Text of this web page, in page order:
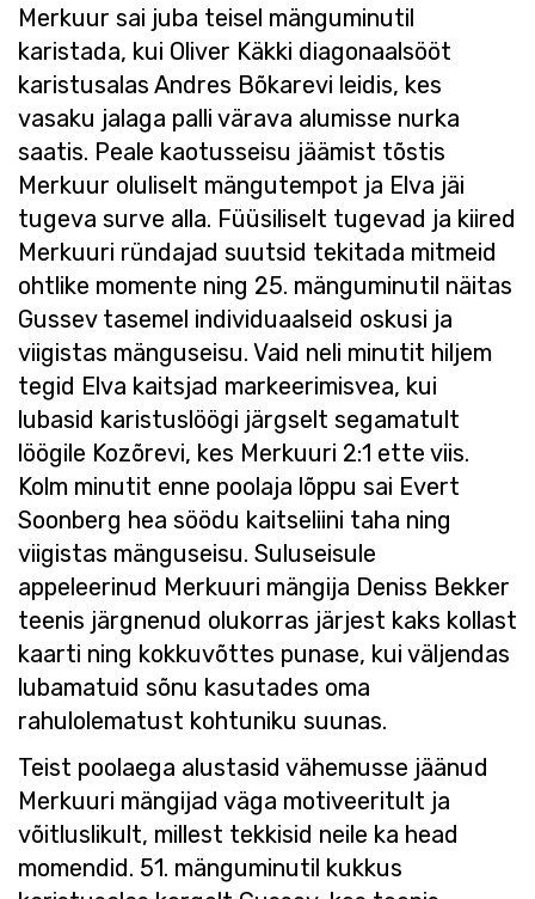
Merkuur sai juba teisel mänguminutil
karistada, kui Oliver Käkki diagonaalsööt
karistusalas Andres Bõkarevi leidis, kes
vasaku jalaga palli värava alumisse nurka
saatis. Peale kaotusseisu jäämist tõstis
Merkuur oluliselt mängutempot ja Elva jäi
tugeva surve alla. Füüsiliselt tugevad ja kiired
Merkuuri ründajad suutsid tekitada mitmeid
ohtlike momente ning 25. mänguminutil näitas
Gussev tasemel individuaalseid oskusi ja
viigistas mänguseisu. Vaid neli minutit hiljem
tegid Elva kaitsjad markeerimisvea, kui
lubasid karistuslöögi järgselt segamatult
löögile Kozõrevi, kes Merkuuri 2:1 ette viis.
Kolm minutit enne poolaja lõppu sai Evert
Soonberg hea söödu kaitseliini taha ning
viigistas mänguseisu. Suluseisule
appeleerinud Merkuuri mängija Deniss Bekker
teenis järgnenud olukorras järjest kaks kollast
kaarti ning kokkuvõttes punase, kui väljendas
lubamatuid sõnu kasutades oma
rahulolematust kohtuniku suunas.
Teist poolaega alustasid vähemusse jäänud
Merkuuri mängijad väga motiveeritult ja
võitluslikult, millest tekkisid neile ka head
momendid. 51. mänguminutil kukkus